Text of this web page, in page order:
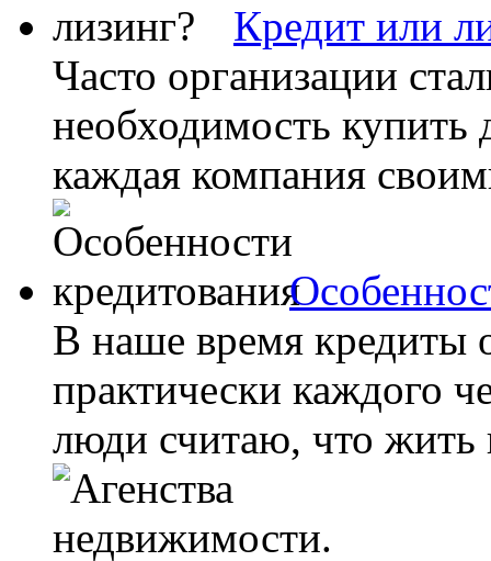
Кредит или
Часто организации
необходимость купить
каждая компания
В наше время кредиты
практически каждого
люди считаю, что жить